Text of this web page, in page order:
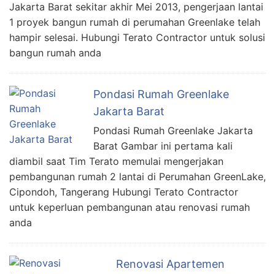
Jakarta Barat sekitar akhir Mei 2013, pengerjaan lantai
1 proyek bangun rumah di perumahan Greenlake telah
hampir selesai. Hubungi Terato Contractor untuk solusi
bangun rumah anda
Pondasi Rumah Greenlake
Jakarta Barat
Pondasi Rumah Greenlake Jakarta
Barat Gambar ini pertama kali
diambil saat Tim Terato memulai mengerjakan
pembangunan rumah 2 lantai di Perumahan GreenLake,
Cipondoh, Tangerang Hubungi Terato Contractor
untuk keperluan pembangunan atau renovasi rumah
anda
Renovasi Apartemen